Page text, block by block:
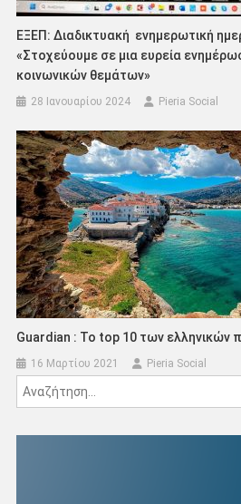
ΕΞΕΠ: Διαδικτυακή ενημερωτική
«Στοχεύουμε σε μια ευρεία
κοινωνικών θεμάτων»
28 Ιανουαρίου 2024 Pieria Social
Guardian : Το top 10 των ελληνικών
16 Μαρτίου 2021 Pieria Social